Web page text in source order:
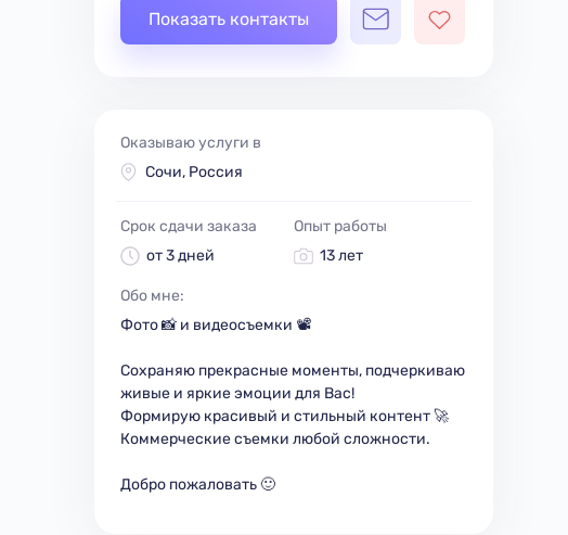
Показать контакты
Оказываю услуги в
Сочи, Россия
Обо мне:
Фото 📸 и видеосъемки 📽
Сохраняю прекрасные моменты, подчеркиваю
живые и яркие эмоции для Вас!
Формирую красивый и стильный контент 🚀
Коммерческие съемки любой сложности.
Добро пожаловать 🙂
Срок сдачи заказа
от 3 дней
Опыт работы
13 лет